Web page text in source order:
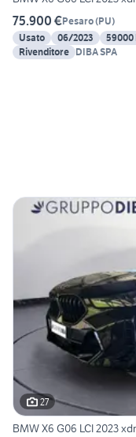
75.900 €Pesaro(PU)
Usato
06/2023 59000
Rivenditore DIBA SPA
27
BMW X6 G06 LCI 2023